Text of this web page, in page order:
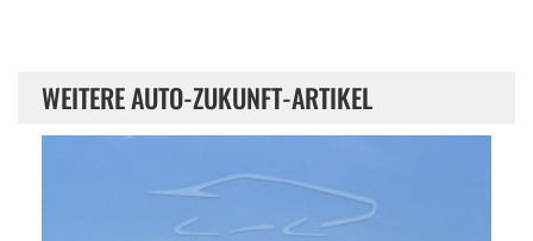
WEITERE AUTO-ZUKUNFT-ARTIKEL